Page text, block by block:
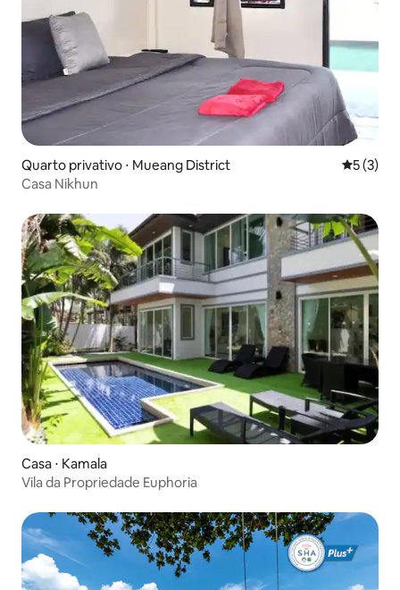
Quarto privativo ⋅ Mueang District 5 de
5 (3)
Casa Nikhun
Casa ⋅ Kamala
Vila da Propriedade Euphoria